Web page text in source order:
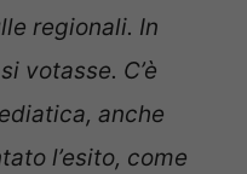
regionali. In
votasse. C’è
anche
l’esito, come